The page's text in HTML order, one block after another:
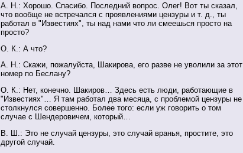
А. Н.: Хорошо. Спасибо. Последний вопрос. Олег! Вот ты сказал,
что вообще не встречался с проявлениями цензуры и т. д., ты
работал в "Известиях", ты над нами что ли смеешься просто на
просто?
О. К.: А что?
А. Н.: Скажи, пожалуйста, Шакирова, его разве не уволили за этот
номер по Беслану?
О. К.: Нет, конечно. Шакиров… Здесь есть люди, работающие в
"Известиях"… Я там работал два месяца, с проблемой цензуры не
столкнулся совершенно. Более того: если уж говорить о том
случае с Шендеровичем, который…
В. Ш.: Это не случай цензуры, это случай вранья, простите, это
другой случай.